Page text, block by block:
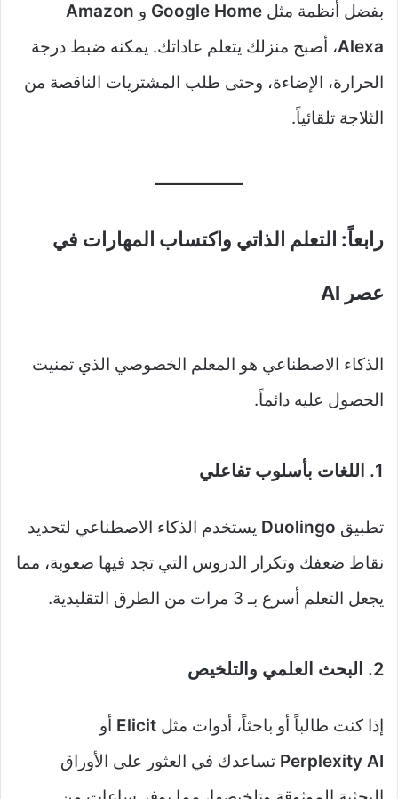
بفضل أنظمة مثل Google Home و Amazon
Alexa، أصبح منزلك يتعلم عاداتك. يمكنه ضبط درجة
الحرارة، الإضاءة، وحتى طلب المشتريات الناقصة من
الثلاجة تلقائياً.
رابعاً: التعلم الذاتي واكتساب المهارات في
عصر AI
الذكاء الاصطناعي هو المعلم الخصوصي الذي تمنيت
الحصول عليه دائماً.
1. اللغات بأسلوب تفاعلي
تطبيق Duolingo يستخدم الذكاء الاصطناعي لتحديد
نقاط ضعفك وتكرار الدروس التي تجد فيها صعوبة، مما
يجعل التعلم أسرع بـ 3 مرات من الطرق التقليدية.
2. البحث العلمي والتلخيص
إذا كنت طالباً أو باحثاً، أدوات مثل Elicit أو
Perplexity AI تساعدك في العثور على الأوراق